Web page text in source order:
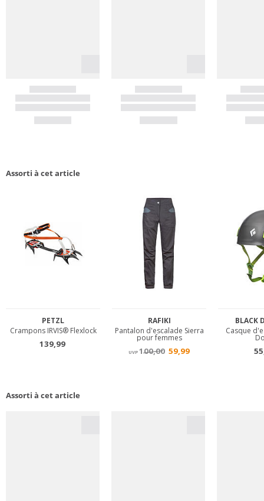
Assorti à cet article
Assorti à cet article